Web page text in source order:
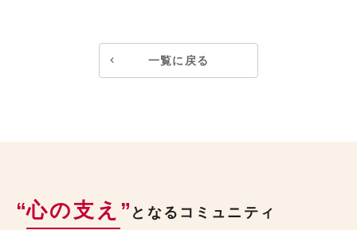
一覧に戻る
“心の支え ” となるコミュニティ